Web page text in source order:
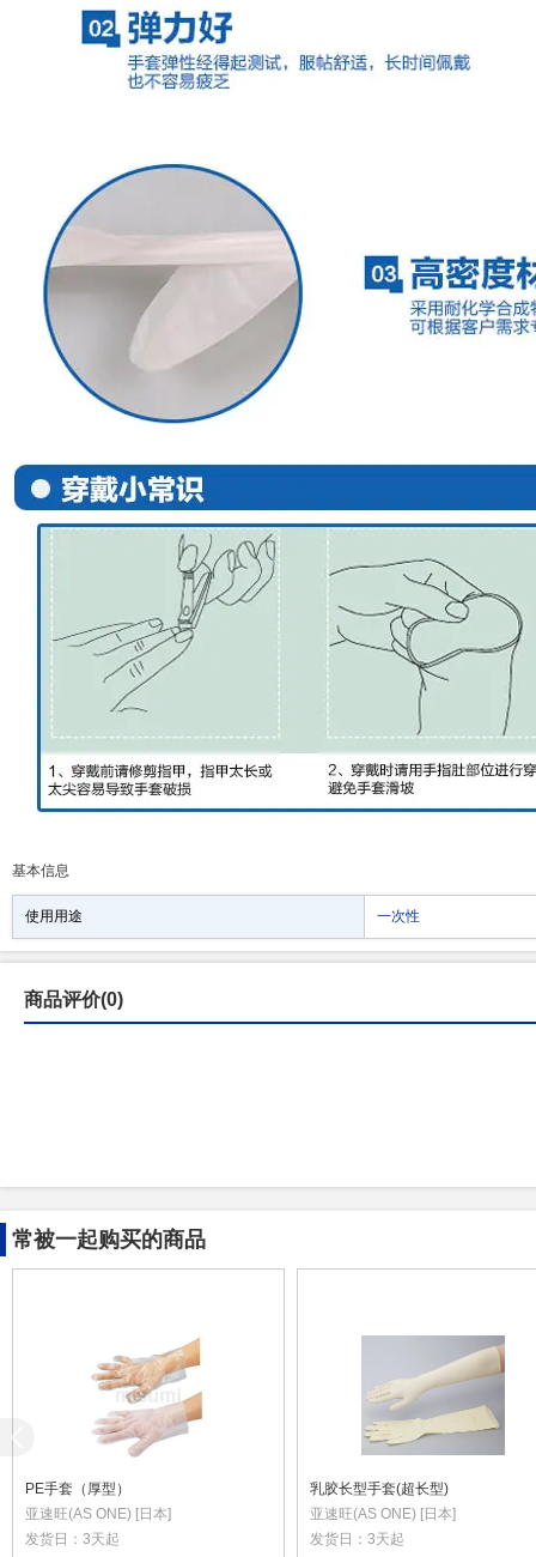
基本信息
使用用途 一次性
商品评价(0)
常被一起购买的商品
PE手套（厚型）
亚速旺(AS ONE) [日本]
发货日： 3天起
乳胶长型手套(超长型)
亚速旺(AS ONE) [日本]
发货日： 3天起